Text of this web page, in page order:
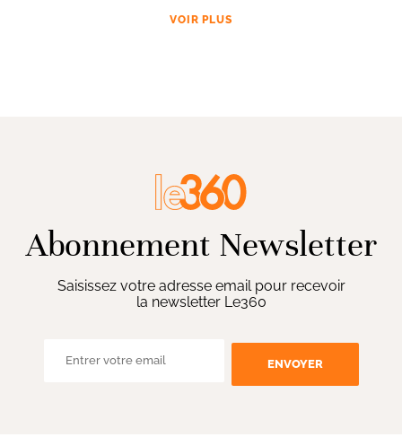
VOIR PLUS
Abonnement Newsletter
Saisissez votre adresse email pour recevoir
la newsletter Le360
ENVOYER